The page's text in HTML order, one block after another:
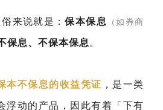
来说就是：保本保息 （如券商
保息、不保本保息 。
本不保息的收益凭证 ，是一类
浮动的产品，因此有着「下有